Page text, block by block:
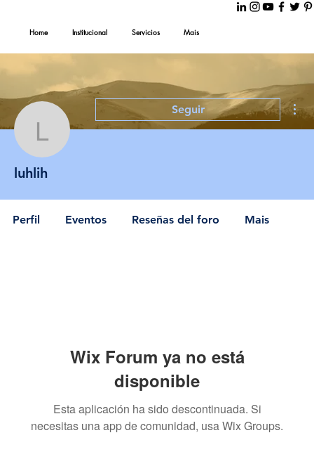
Home Institucional Servicios Mais
Wix Forum ya no está
disponible
Esta aplicación ha sido descontinuada. Si
necesitas una app de comunidad, usa Wix Groups.
Perfil Eventos Reseñas del foro Mais
luhlih
Seguir
luhlih